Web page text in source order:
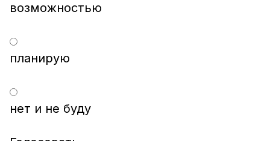
возможностью
планирую
нет и не буду